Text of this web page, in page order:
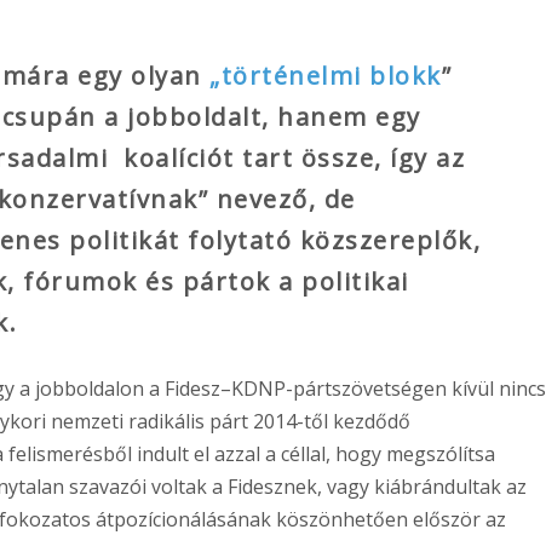
egy olyan „történelmi blokk”
a jobboldalt, hanem egy
koalíciót tart össze, így az
nevező, de
politikát folytató közszereplők,
fórumok és pártok a politikai
a jobboldalon a Fidesz–KDNP-pártszövetségen kívül nincs
nemzeti radikális párt 2014-től kezdődő
indult el azzal a céllal, hogy megszólítsa
szavazói voltak a Fidesznek, vagy kiábrándultak az
átpozícionálásának köszönhetően először az